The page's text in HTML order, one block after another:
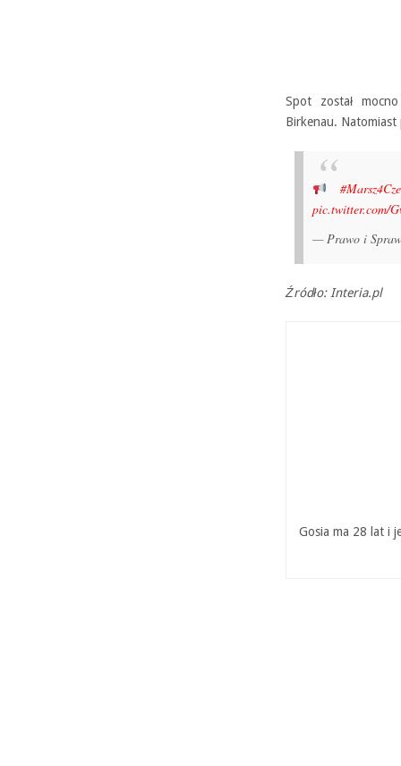
Spot został
Birkenau. Natomiast
pic.twitter.com/
— Prawo i
Źródło: Interia.pl
Gosia ma 28 lat i